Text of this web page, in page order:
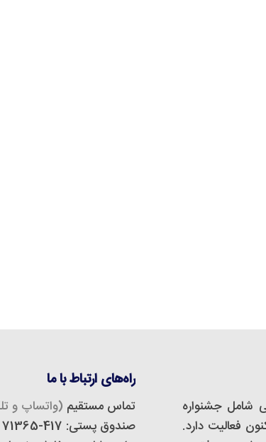
جشنواره
دیزاین و تبلیغات است که از سال 1382 تاکنون فعالیت دارد.
راه‌های ارتباط با ما
تماس مستقیم (واتساپ و
صندوق پستی: 417-71365